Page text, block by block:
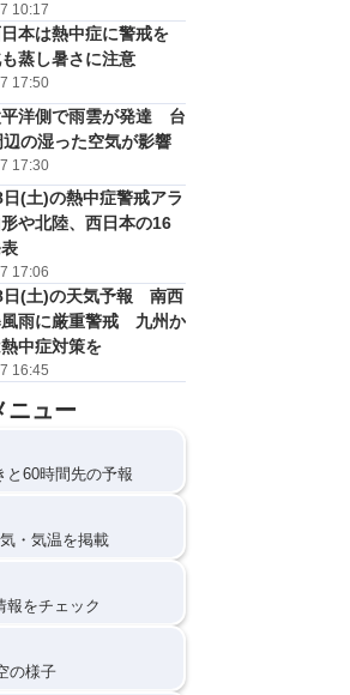
29 ℃
22
30%
B
C
D
？
10:17
本は熱中症に警戒を
蒸し暑さに注意
17:50
洋側で雨雲が発達 台
の湿った空気が影響
17:30
(土)の熱中症警戒アラ
や北陸、西日本の16
17:06
日(土)の天気予報 南西
風雨に厳重警戒 九州か
中症対策を
16:45
ニュー
と60時間先の予報
・気温を掲載
報をチェック
の様子